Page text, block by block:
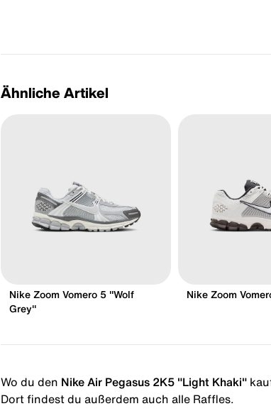
Ähnliche Artikel
Nike Zoom Vomero 5 "Wolf
Grey"
Nike Zoom
Wo du den Nike Air Pegasus 2K5 "Light Khaki"
Dort findest du außerdem auch alle Raffles.